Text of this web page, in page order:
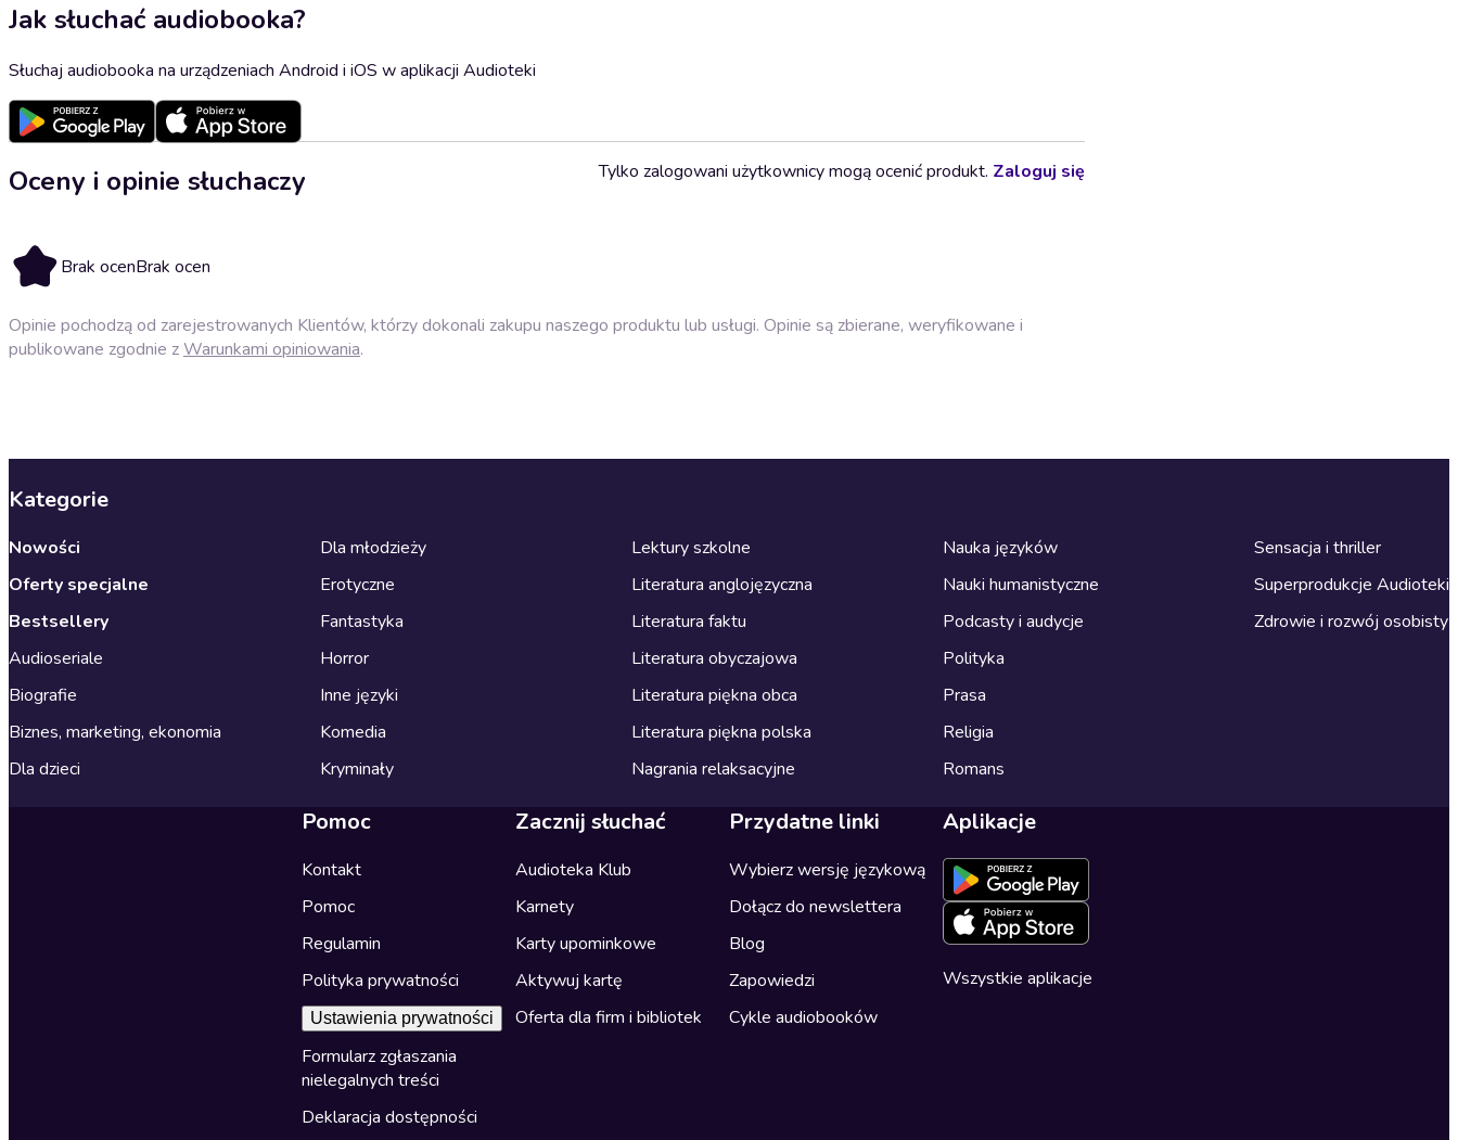
Jak słuchać audiobooka?
Słuchaj audiobooka na urządzeniach Android i iOS w aplikacji Audioteki
Oceny i opinie słuchaczy
Brak ocenBrak ocen
Tylko zalogowani użytkownicy mogą ocenić produkt. Zaloguj się
Opinie pochodzą od zarejestrowanych Klientów, którzy dokonali zakupu naszego produktu lub usługi. Opinie są zbierane, weryfikowane i
publikowane zgodnie zWarunkami opiniowania.
Kategorie
Nowości
Oferty specjalne
Bestsellery
Audioseriale
Biografie
Biznes, marketing, ekonomia
Dla dzieci
Dla młodzieży
Erotyczne
Fantastyka
Horror
Inne języki
Komedia
Kryminały
Lektury szkolne
Literatura anglojęzyczna
Literatura faktu
Literatura obyczajowa
Literatura piękna obca
Literatura piękna polska
Nagrania relaksacyjne
Nauka języków
Nauki humanistyczne
Podcasty i audycje
Polityka
Prasa
Religia
Romans
Sensacja i thriller
Superprodukcje Audioteki
Zdrowie i rozwój osobisty
Pomoc
Kontakt
Pomoc
Regulamin
Polityka prywatności
Ustawienia prywatności
Formularz zgłaszania
nielegalnych treści
Deklaracja dostępności
Zacznij słuchać
Audioteka Klub
Karnety
Karty upominkowe
Aktywuj kartę
Oferta dla firm i bibliotek
Przydatne linki
Wybierz wersję językową
Dołącz do newslettera
Blog
Zapowiedzi
Cykle audiobooków
Aplikacje
Wszystkie aplikacje